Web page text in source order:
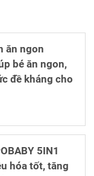
ăn ngon
bé ăn ngon,
đề kháng cho
5IN1
hóa tốt, tăng